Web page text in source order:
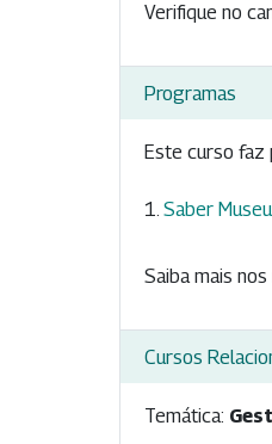
Verifique no
Programas
Este curso
Saber Museu
Saiba mais
Cursos
Temática: